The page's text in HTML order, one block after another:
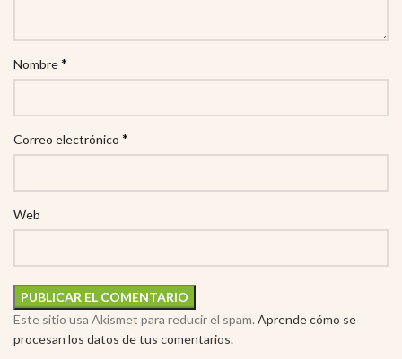
Nombre*
Correo electrónico *
Web
Este sitio usa Akismet para reducir el spam. Aprende cómo se
procesan los datos de tus comentarios.